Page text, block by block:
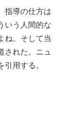
指導の仕方は
いう人間的な
ね。そして当
された。ニュ
用する。